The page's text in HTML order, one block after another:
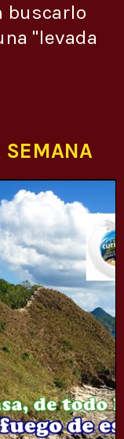
buscarlo
"levada
SEMANA